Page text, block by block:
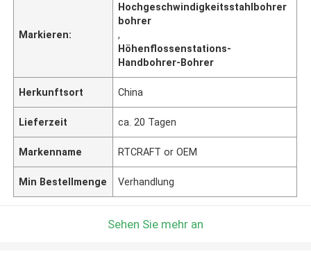
Markieren:
Hochgeschwindigkeitsstahlbohrer
bohrer
,
Höhenflossenstations-
Handbohrer-Bohrer
Herkunftsort China
Lieferzeit ca. 20 Tagen
Markenname RTCRAFT or OEM
Min Bestellmenge Verhandlung
Sehen Sie mehr an